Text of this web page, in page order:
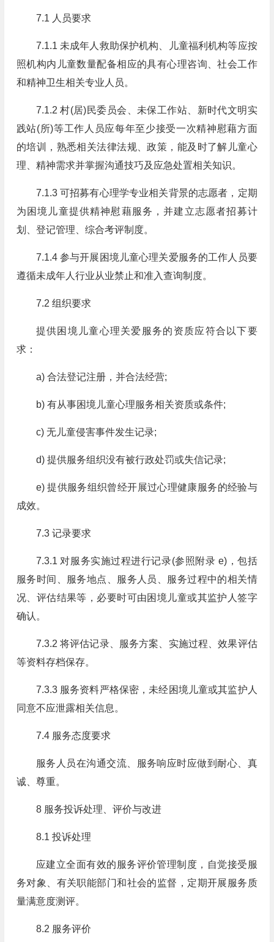
7.1 人员要求
7.1.1 未成年人救助保护机构、儿童福利机构等应按
照机构内儿童数量配备相应的具有心理咨询、社会工作
和精神卫生相关专业人员。
7.1.2 村(居)民委员会、未保工作站、新时代文明实
践站(所)等工作人员应每年至少接受一次精神慰藉方面
的培训，熟悉相关法律法规、政策，能及时了解儿童心
理、精神需求并掌握沟通技巧及应急处置相关知识。
7.1.3 可招募有心理学专业相关背景的志愿者，定期
为困境儿童提供精神慰藉服务，并建立志愿者招募计
划、登记管理、综合考评制度。
7.1.4 参与开展困境儿童心理关爱服务的工作人员要
遵循未成年人行业从业禁止和准入查询制度。
7.2 组织要求
提供困境儿童心理关爱服务的资质应符合以下要
求：
a) 合法登记注册，并合法经营;
b) 有从事困境儿童心理服务相关资质或条件;
c) 无儿童侵害事件发生记录;
d) 提供服务组织没有被行政处罚或失信记录;
e) 提供服务组织曾经开展过心理健康服务的经验与
成效。
7.3 记录要求
7.3.1 对服务实施过程进行记录(参照附录 e)，包括
服务时间、服务地点、服务人员、服务过程中的相关情
况、评估结果等，必要时可由困境儿童或其监护人签字
确认。
7.3.2 将评估记录、服务方案、实施过程、效果评估
等资料存档保存。
7.3.3 服务资料严格保密，未经困境儿童或其监护人
同意不应泄露相关信息。
7.4 服务态度要求
服务人员在沟通交流、服务响应时应做到耐心、真
诚、尊重。
8 服务投诉处理、评价与改进
8.1 投诉处理
应建立全面有效的服务评价管理制度，自觉接受服
务对象、有关职能部门和社会的监督，定期开展服务质
量满意度测评。
8.2 服务评价